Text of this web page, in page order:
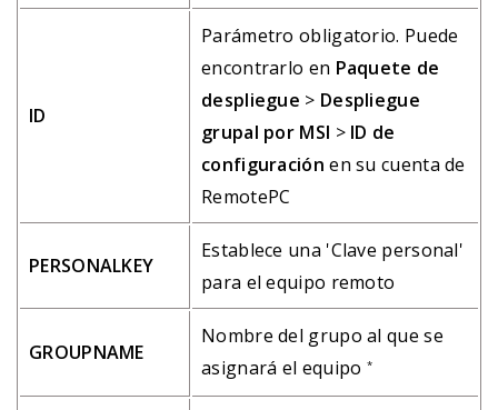
ID
Parámetro obligatorio. Puede
encontrarlo en Paquete de
despliegue > Despliegue
grupal por MSI > ID de
configuración en su cuenta de
RemotePC
PERSONALKEY
Establece una 'Clave personal'
para el equipo remoto
GROUPNAME
Nombre del grupo al que se
asignará el equipo *